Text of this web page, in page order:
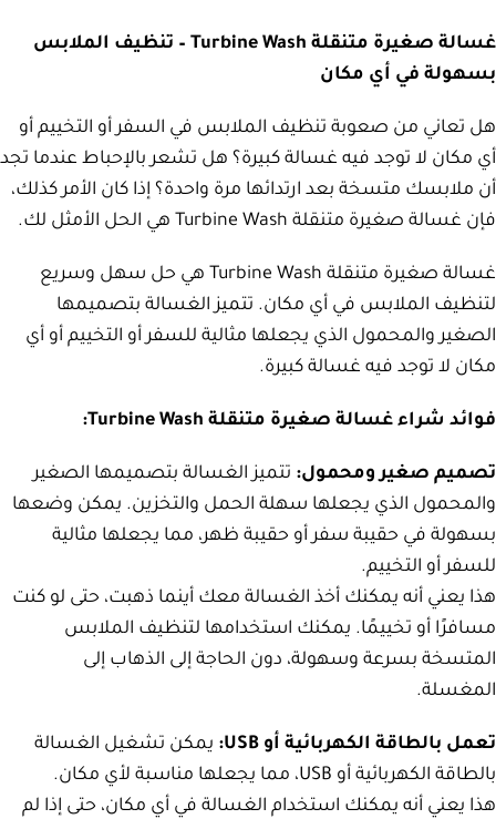
غسالة صغيرة متنقلة Turbine Wash – تنظيف الملابس
بسهولة في أي مكان
هل تعاني من صعوبة تنظيف الملابس في السفر أو التخييم أو
أي مكان لا توجد فيه غسالة كبيرة؟ هل تشعر بالإحباط عندما تجد
أن ملابسك متسخة بعد ارتدائها مرة واحدة؟ إذا كان الأمر كذلك،
فإن غسالة صغيرة متنقلة Turbine Wash هي الحل الأمثل لك.
غسالة صغيرة متنقلة Turbine Wash هي حل سهل وسريع
لتنظيف الملابس في أي مكان. تتميز الغسالة بتصميمها
الصغير والمحمول الذي يجعلها مثالية للسفر أو التخييم أو أي
مكان لا توجد فيه غسالة كبيرة.
فوائد شراء غسالة صغيرة متنقلة Turbine Wash:
تصميم صغير ومحمول: تتميز الغسالة بتصميمها الصغير
والمحمول الذي يجعلها سهلة الحمل والتخزين. يمكن وضعها
بسهولة في حقيبة سفر أو حقيبة ظهر، مما يجعلها مثالية
للسفر أو التخييم.
هذا يعني أنه يمكنك أخذ الغسالة معك أينما ذهبت، حتى لو كنت
مسافرًا أو تخييمًا. يمكنك استخدامها لتنظيف الملابس
المتسخة بسرعة وسهولة، دون الحاجة إلى الذهاب إلى
المغسلة.
تعمل بالطاقة الكهربائية أو USB:
يمكن تشغيل الغسالة
بالطاقة الكهربائية أو USB، مما يجعلها مناسبة لأي مكان.
هذا يعني أنه يمكنك استخدام الغسالة في أي مكان، حتى إذا لم